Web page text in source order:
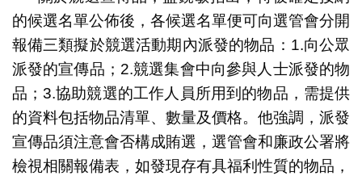
的候選名單公佈後，各候選名單便可向選管會分開
報備三類擬於競選活動期內派發的物品：1.向公眾
派發的宣傳品；2.競選集會中向參與人士派發的物
品；3.協助競選的工作人員所用到的物品，需提供
的資料包括物品清單、數量及價格。他強調，派發
宣傳品須注意會否構成賄選，選管會和廉政公署將
檢視相關報備表，如發現存有具福利性質的物品，